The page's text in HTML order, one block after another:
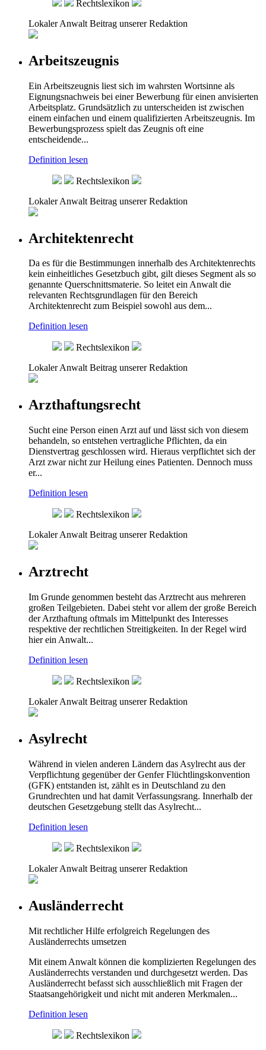
Rechtslexikon
Lokaler Anwalt Beitrag unserer Redaktion
Arbeitszeugnis
Ein Arbeitszeugnis liest sich im wahrsten Wortsinne als
Eignungsnachweis bei einer Bewerbung für einen anvisierten
Arbeitsplatz. Grundsätzlich zu unterscheiden ist zwischen
einem einfachen und einem qualifizierten Arbeitszeugnis. Im
Bewerbungsprozess spielt das Zeugnis oft eine
entscheidende...
Definition lesen
Rechtslexikon
Lokaler Anwalt Beitrag unserer Redaktion
Architektenrecht
Da es für die Bestimmungen innerhalb des Architektenrechts
kein einheitliches Gesetzbuch gibt, gilt dieses Segment als so
genannte Querschnittsmaterie. So leitet ein Anwalt die
relevanten Rechtsgrundlagen für den Bereich
Architektenrecht zum Beispiel sowohl aus dem...
Definition lesen
Rechtslexikon
Lokaler Anwalt Beitrag unserer Redaktion
Arzthaftungsrecht
Sucht eine Person einen Arzt auf und lässt sich von diesem
behandeln, so entstehen vertragliche Pflichten, da ein
Dienstvertrag geschlossen wird. Hieraus verpflichtet sich der
Arzt zwar nicht zur Heilung eines Patienten. Dennoch muss
er...
Definition lesen
Rechtslexikon
Lokaler Anwalt Beitrag unserer Redaktion
Arztrecht
Im Grunde genommen besteht das Arztrecht aus mehreren
großen Teilgebieten. Dabei steht vor allem der große Bereich
der Arzthaftung oftmals im Mittelpunkt des Interesses
respektive der rechtlichen Streitigkeiten. In der Regel wird
hier ein Anwalt...
Definition lesen
Rechtslexikon
Lokaler Anwalt Beitrag unserer Redaktion
Asylrecht
Während in vielen anderen Ländern das Asylrecht aus der
Verpflichtung gegenüber der Genfer Flüchtlingskonvention
(GFK) entstanden ist, zählt es in Deutschland zu den
Grundrechten und hat damit Verfassungsrang. Innerhalb der
deutschen Gesetzgebung stellt das Asylrecht...
Definition lesen
Rechtslexikon
Lokaler Anwalt Beitrag unserer Redaktion
Ausländerrecht
Mit rechtlicher Hilfe erfolgreich Regelungen des
Ausländerrechts umsetzen
Mit einem Anwalt können die komplizierten Regelungen des
Ausländerrechts verstanden und durchgesetzt werden. Das
Ausländerrecht befasst sich ausschließlich mit Fragen der
Staatsangehörigkeit und nicht mit anderen Merkmalen...
Definition lesen
Rechtslexikon